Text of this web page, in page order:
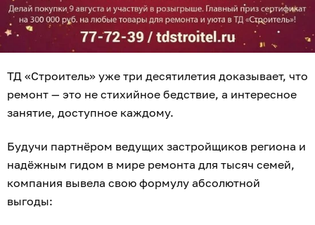
ТД «Строитель» уже три десятилетия доказывает, что
ремонт — это не стихийное бедствие, а интересное
занятие, доступное каждому.
Будучи партнёром ведущих застройщиков региона и
надёжным гидом в мире ремонта для тысяч семей,
компания вывела свою формулу абсолютной
выгоды: